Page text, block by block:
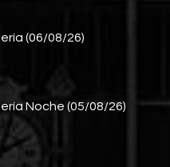
(06/08/26)
Noche (05/08/26)